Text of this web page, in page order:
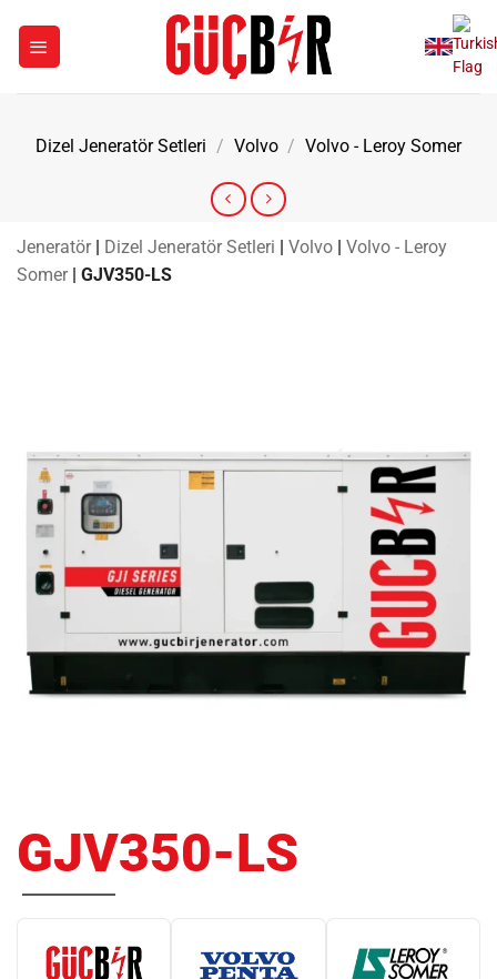
Dizel Jeneratör Setleri / Volvo / Volvo - Leroy Somer
Jeneratör | Dizel Jeneratör Setleri | Volvo | Volvo - Leroy
Somer | GJV350-LS
GJV350-LS